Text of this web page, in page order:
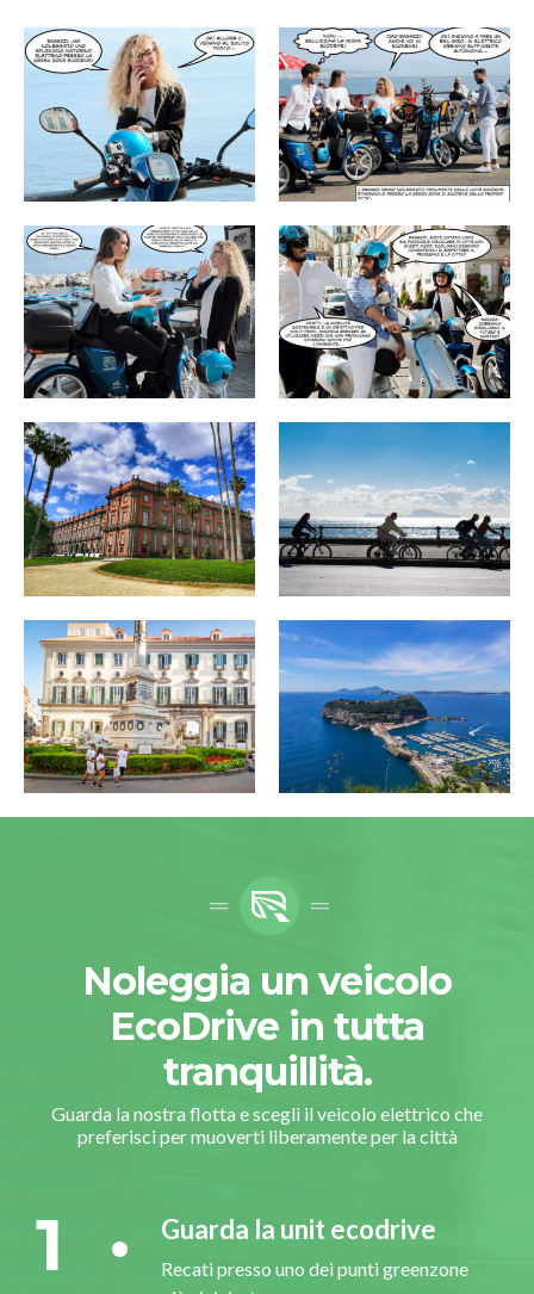
Noleggia un veicolo
EcoDrive in tutta
tranquillità.
Guarda la nostra flotta e scegli il veicolo elettrico che
preferisci per muoverti liberamente per la città
1 Guarda la unit ecodrive
Recati presso uno dei punti greenzone